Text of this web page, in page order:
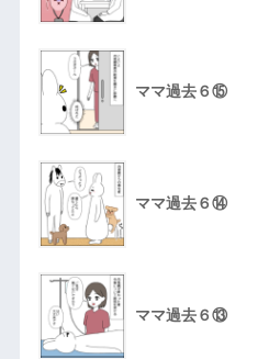
ママ過去６⑮
ママ過去６⑭
ママ過去６⑬